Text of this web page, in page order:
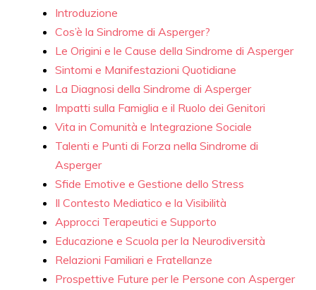
Introduzione
Cos’è la Sindrome di Asperger?
Le Origini e le Cause della Sindrome di Asperger
Sintomi e Manifestazioni Quotidiane
La Diagnosi della Sindrome di Asperger
Impatti sulla Famiglia e il Ruolo dei Genitori
Vita in Comunità e Integrazione Sociale
Talenti e Punti di Forza nella Sindrome di
Asperger
Sfide Emotive e Gestione dello Stress
Il Contesto Mediatico e la Visibilità
Approcci Terapeutici e Supporto
Educazione e Scuola per la Neurodiversità
Relazioni Familiari e Fratellanze
Prospettive Future per le Persone con Asperger